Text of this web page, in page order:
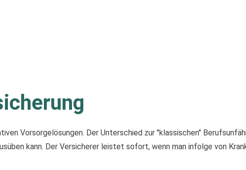
Vorsorgelösungen. Der Unterschied zur "klassischen"
kann. Der Versicherer leistet sofort, wenn man infolge von